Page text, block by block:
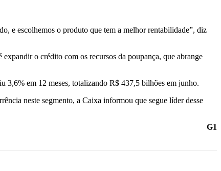
e escolhemos o produto que tem a melhor rentabilidade”, diz
o crédito com os recursos da poupança, que abrange
3,6% em 12 meses, totalizando R$ 437,5 bilhões em junho.
neste segmento, a Caixa informou que segue líder desse
G1